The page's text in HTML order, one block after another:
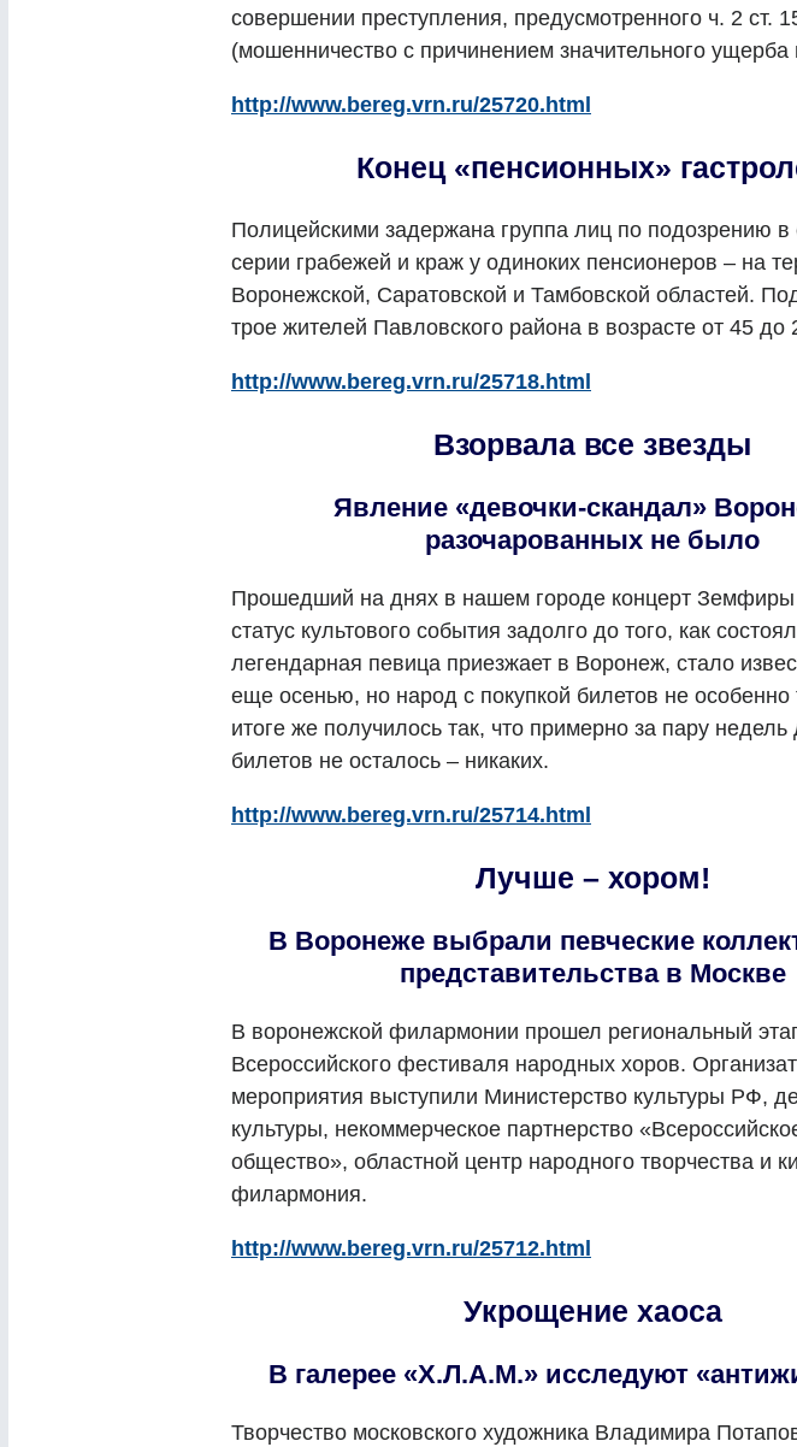
совершении преступления, предусмотренного ч. 2 ст.
(мошенничество с причинением значительного ущерба
http://www.bereg.vrn.ru/25720.html
Конец «пенсионных»
Полицейскими задержана группа лиц по подозрению
серии грабежей и краж у одиноких пенсионеров – на
Воронежской, Саратовской и Тамбовской областей.
трое жителей Павловского района в возрасте от 45 до
http://www.bereg.vrn.ru/25718.html
Взорвала все звезды
Явление «девочки-скандал»
разочарованных не было
Прошедший на днях в нашем городе концерт Земфиры
статус культового события задолго до того, как
легендарная певица приезжает в Воронеж, стало
еще осенью, но народ с покупкой билетов не особенно
итоге же получилось так, что примерно за пару недель
билетов не осталось – никаких.
http://www.bereg.vrn.ru/25714.html
Лучше – хором!
В Воронеже выбрали певческие
представительства в Москве
В воронежской филармонии прошел региональный
Всероссийского фестиваля народных хоров.
мероприятия выступили Министерство культуры РФ,
культуры, некоммерческое партнерство
общество», областной центр народного творчества и
филармония.
http://www.bereg.vrn.ru/25712.html
Укрощение хаоса
В галерее «Х.Л.А.М.» исследуют
Творчество московского художника Владимира